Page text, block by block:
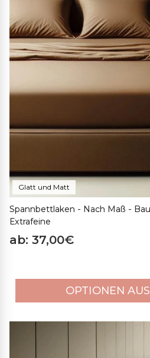
Glatt und Matt
Spannbettlaken - Nach Maß -
Extrafeine
ab: 37,00€
OPTIONEN